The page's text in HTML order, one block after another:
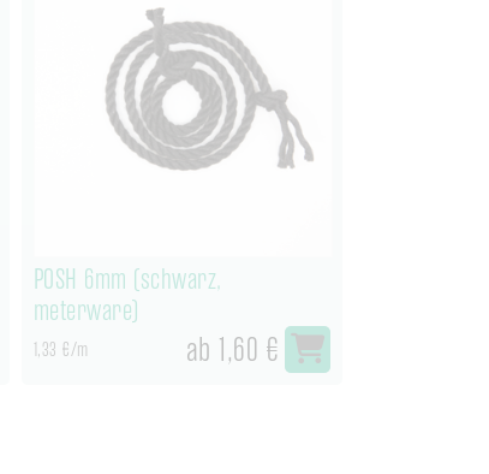
POSH 6mm (schwarz,
meterware)
1,33 €/m ab 1,60 €